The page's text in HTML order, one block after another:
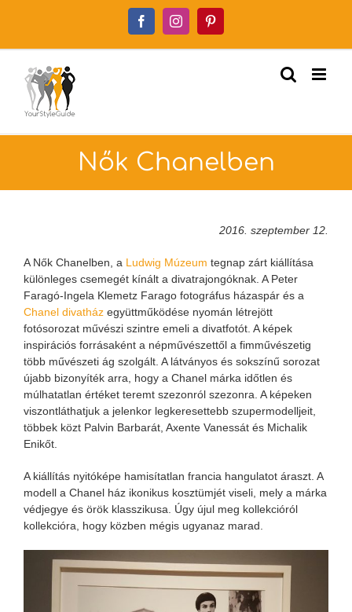
FacebookInstagramPinterest
Nők Chanelben
2016. szeptember 12.
A Nők Chanelben, a Ludwig Múzeum tegnap zárt kiállítása
különleges csemegét kínált a divatrajongóknak. A Peter
Faragó-Ingela Klemetz Farago fotográfus házaspár és a
Chanel divatház együttműködése nyomán létrejött
fotósorozat művészi szintre emeli a divatfotót. A képek
inspirációs forrásaként a népművészettől a fimművészetig
több művészeti ág szolgált. A látványos és sokszínű sorozat
újabb bizonyíték arra, hogy a Chanel márka időtlen és
múlhatatlan értéket teremt szezonról szezonra. A képeken
viszontláthatjuk a jelenkor legkeresettebb szupermodelljeit,
többek közt Palvin Barbarát, Axente Vanessát és Michalik
Enikőt.
A kiállítás nyitóképe hamisítatlan francia hangulatot áraszt. A
modell a Chanel ház ikonikus kosztümjét viseli, mely a márka
védjegye és örök klasszikusa. Úgy újul meg kollekcióról
kollekcióra, hogy közben mégis ugyanaz marad.